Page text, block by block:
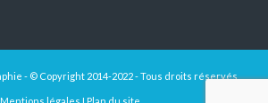
- © Copyright 2014-2022 - Tous droits réservés